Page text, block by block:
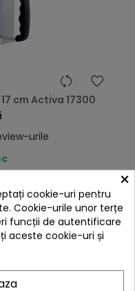
cm Activa 17300
urile
×
cookie-uri pentru
Cookie-urile unor terțe
funcții de autentificare
aceste cookie-uri și